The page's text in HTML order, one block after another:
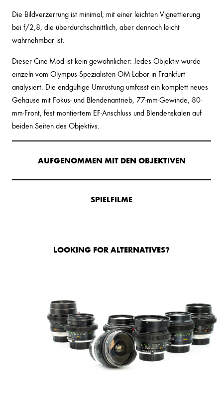
Die Bildverzerrung ist minimal, mit einer leichten Vignettierung
bei f/2,8, die überdurchschnittlich, aber dennoch leicht
wahrnehmbar ist.
Dieser Cine-Mod ist kein gewöhnlicher: Jedes Objektiv wurde
einzeln vom Olympus-Spezialisten OM-Labor in Frankfurt
analysiert. Die endgültige Umrüstung umfasst ein komplett neues
Gehäuse mit Fokus- und Blendenantrieb, 77-mm-Gewinde, 80-
mm-Front, fest montiertem EF-Anschluss und Blendenskalen auf
beiden Seiten des Objektivs.
AUFGENOMMEN MIT DEN OBJEKTIVEN
SPIELFILME
LOOKING FOR ALTERNATIVES?